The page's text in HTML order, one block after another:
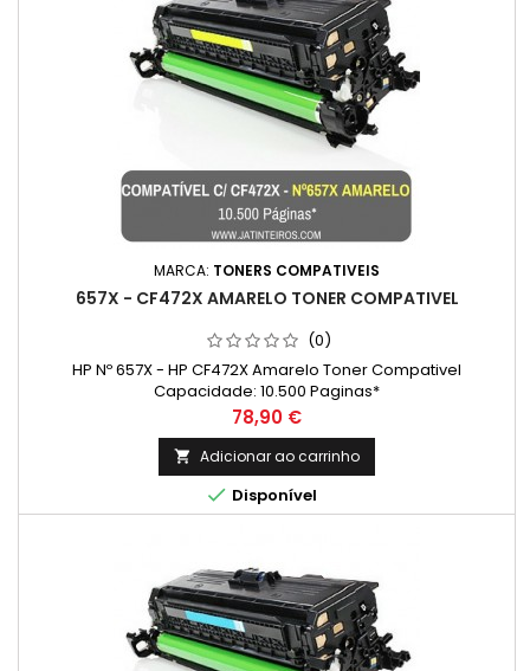
MARCA: TONERS COMPATIVEIS
657X - CF472X AMARELO TONER COMPATIVEL
(0)
HP Nº 657X - HP CF472X Amarelo Toner Compativel
Capacidade: 10.500 Paginas*
Preço
78,90 €
 Adicionar ao carrinho
 Disponível